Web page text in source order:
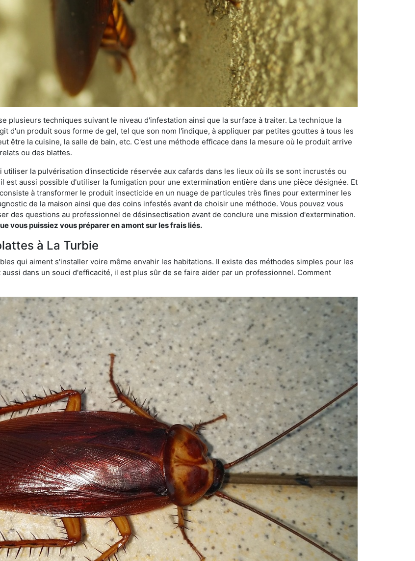
plusieurs techniques suivant le niveau d'infestation ainsi que la surface à traiter. La technique la
d'un produit sous forme de gel, tel que son nom l'indique, à appliquer par petites gouttes à tous les
être la cuisine, la salle de bain, etc. C'est une méthode efficace dans la mesure où le produit arrive
ou des blattes.
la pulvérisation d'insecticide réservée aux cafards dans les lieux où ils se sont incrustés ou
est aussi possible d'utiliser la fumigation pour une extermination entière dans une pièce désignée. Et
à transformer le produit insecticide en un nuage de particules très fines pour exterminer les
de la maison ainsi que des coins infestés avant de choisir une méthode. Vous pouvez vous
des questions au professionnel de désinsectisation avant de conclure une mission d'extermination.
vous puissiez vous préparer en amont sur les frais liés.
à La Turbie
qui aiment s'installer voire même envahir les habitations. Il existe des méthodes simples pour les
dans un souci d'efficacité, il est plus sûr de se faire aider par un professionnel. Comment